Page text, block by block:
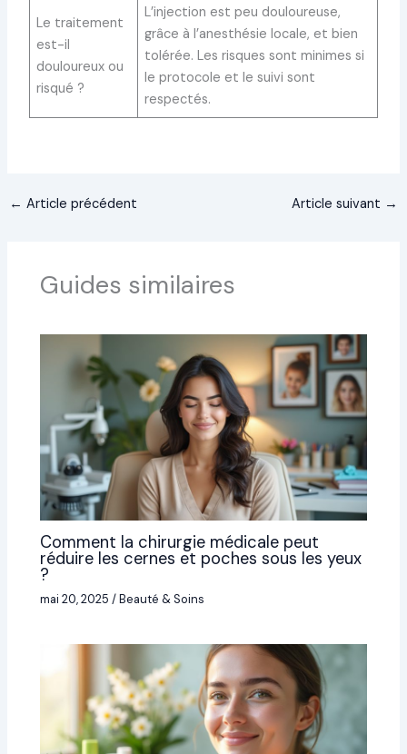
Le traitement
est-il
douloureux ou
risqué ?
L’injection est peu douloureuse,
grâce à l’anesthésie locale, et bien
tolérée. Les risques sont minimes si
le protocole et le suivi sont
respectés.
← Article précédent Article suivant →
Guides similaires
Comment la chirurgie médicale peut
réduire les cernes et poches sous les yeux
?
mai 20, 2025/Beauté & Soins